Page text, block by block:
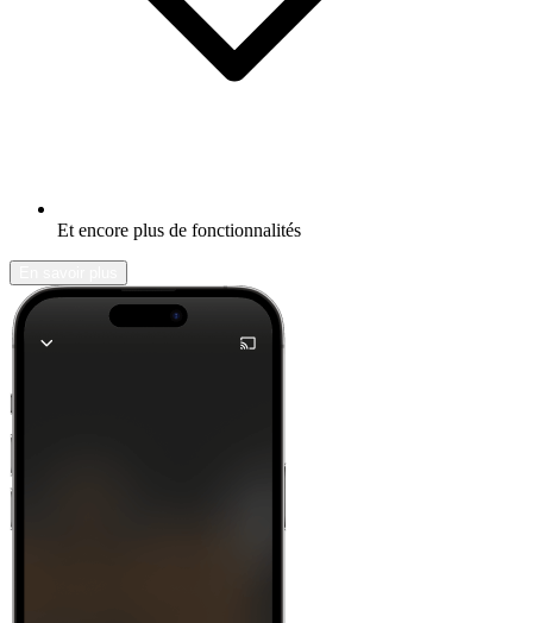
Et encore plus de fonctionnalités